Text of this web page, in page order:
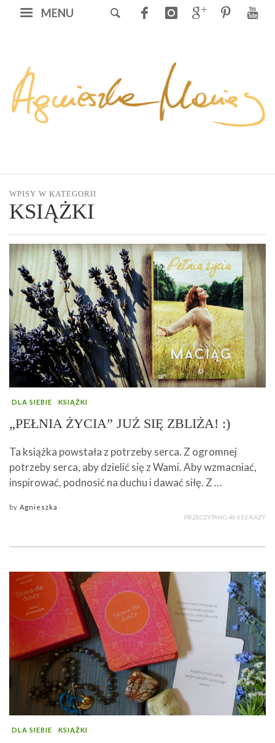
MENU
WPISY W KATEGORII
KSIĄŻKI
DLA SIEBIE KSIĄŻKI
„PEŁNIA ŻYCIA” JUŻ SIĘ ZBLIŻA! :)
Ta książka powstała z potrzeby serca. Z ogromnej
potrzeby serca, aby dzielić się z Wami. Aby wzmacniać,
inspirować, podnosić na duchu i dawać siłę. Z …
by Agnieszka
PRZECZYTANO 40 652 RAZY
DLA SIEBIE KSIĄŻKI